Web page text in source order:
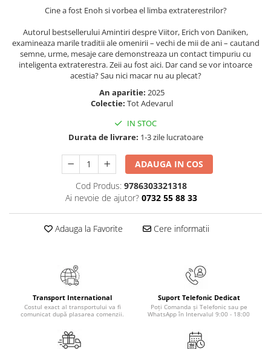
Elevi de 10 plus
Lecturi Scolare
Lumea Copilariei
Ma pregatesc pentru scoala
Clasa I
Clasa pregatitoare
Povesti ilustrate
Povesti - Basme - Legende
Realitatea Augmentata
Religie pentru copii
Cine a fost Enoh si vorbea el limba extraterestrilor?
Autorul bestsellerului Amintiri despre Viitor, Erich von Daniken,
examineaza marile traditii ale omenirii – vechi de mii de ani – cautand
semne, urme, mesaje care demonstreaza un contact timpuriu cu
inteligenta extraterestra. Zeii au fost aici. Dar cand se vor intoarce
acestia? Sau nici macar nu au plecat?
An aparitie: 2025
Colectie: Tot Adevarul
IN STOC
Durata de livrare: 1-3 zile lucratoare
ADAUGA IN COS
Cod Produs: 9786303321318
Ai nevoie de ajutor? 0732 55 88 33
Adauga la Favorite Cere informatii
Transport International
Costul exact al transportului va fi
comunicat după plasarea comenzii.
Suport Telefonic Dedicat
Poți Comanda și Telefonic sau pe
WhatsApp în Intervalul 9:00 - 18:00